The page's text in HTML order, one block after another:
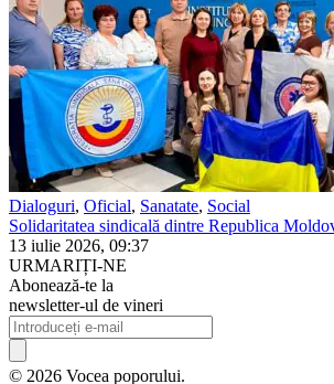
Dialoguri, Oficial, Sanatate, Social
Solidaritatea sindicală dintre Republica
13 iulie 2026, 09:37
URMARIȚI-NE
Abonează-te la
newsletter-ul de vineri
© 2026 Vocea poporului.